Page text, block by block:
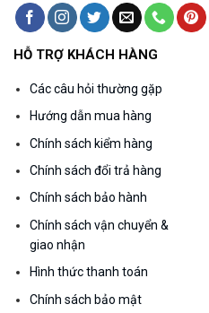
HỖ TRỢ KHÁCH HÀNG
Các câu hỏi thường gặp
Hướng dẫn mua hàng
Chính sách kiểm hàng
Chính sách đổi trả hàng
Chính sách bảo hành
Chính sách vận chuyển &
giao nhận
Hình thức thanh toán
Chính sách bảo mật